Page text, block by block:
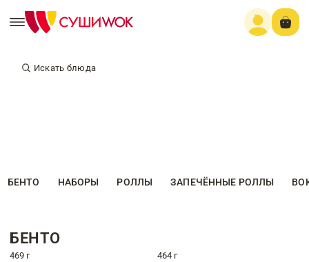
Искать блюда
БЕНТО НАБОРЫ РОЛЛЫ ЗАПЕЧЁННЫЕ РОЛЛЫ
БЕНТО
469 г 464 г